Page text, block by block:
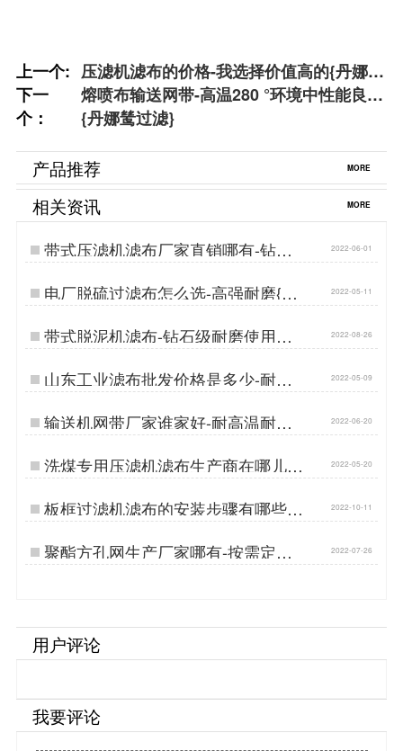
上一个: 压滤机滤布的价格-我选择价值高的{丹娜鸶
过滤}
下一
个：
熔喷布输送网带-高温280 °环境中性能良好
{丹娜鸶过滤}
产品推荐 MORE
相关资讯 MORE
带式压滤机滤布厂家直销哪有-钻石
级耐磨损{丹娜鸶过滤}…
2022-06-01
​电厂脱硫过滤布怎么选-高强耐磨{丹
娜鸶过滤}…
2022-05-11
带式脱泥机滤布-钻石级耐磨使用寿
命长[丹娜鸶]…
2022-08-26
山东工业滤布批发价格是多少-耐酸
碱更重要{丹娜鸶过滤}…
2022-05-09
输送机网带厂家谁家好-耐高温耐磨
损{丹娜鸶过滤}…
2022-06-20
洗煤专用压滤机滤布生产商在哪儿-
按需定制{丹娜鸶过滤}…
2022-05-20
板框过滤机滤布的安装步骤有哪些-
源厂安装指导…
2022-10-11
聚酯方孔网生产厂家哪有-按需定制
经久耐用[丹娜鸶]…
2022-07-26
用户评论
我要评论